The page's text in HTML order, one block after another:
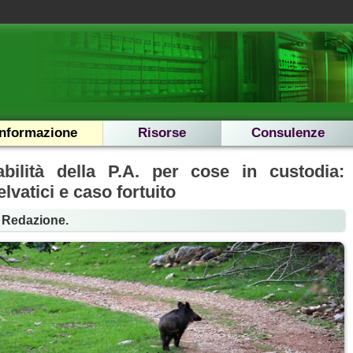
Risorse Consulenze
della P.A. per cose in custodia:
e caso fortuito